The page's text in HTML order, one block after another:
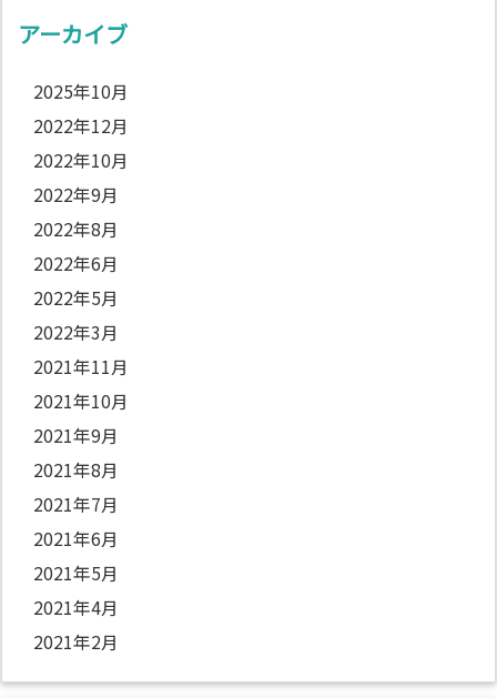
アーカイブ
2025年10月
2022年12月
2022年10月
2022年9月
2022年8月
2022年6月
2022年5月
2022年3月
2021年11月
2021年10月
2021年9月
2021年8月
2021年7月
2021年6月
2021年5月
2021年4月
2021年2月